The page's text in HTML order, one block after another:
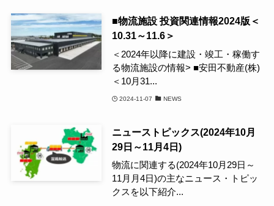
■物流施設 投資関連情報2024版＜
10.31～11.6＞
＜2024年以降に建設・竣工・稼働す
る物流施設の情報> ■安田不動産(株)
＜10月31...
2024-11-07 NEWS
ニューストピックス(2024年10月
29日～11月4日)
物流に関連する(2024年10月29日～
11月月4日)の主なニュース・トピッ
クスを以下紹介...